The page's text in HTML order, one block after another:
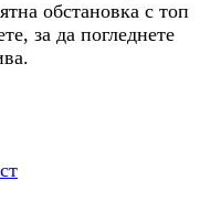
обстановка с топ
за да погледнете